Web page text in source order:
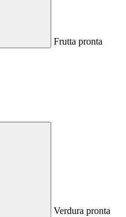
Frutta pronta
Verdura pronta